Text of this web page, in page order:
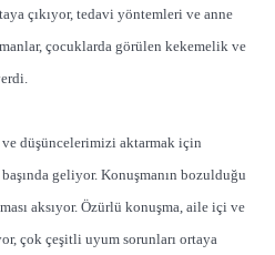
çıkıyor, tedavi yöntemleri ve anne
çocuklarda görülen kekemelik ve
düşüncelerimizi aktarmak için
geliyor. Konuşmanın bozulduğu
aksıyor. Özürlü konuşma, aile içi ve
çok çeşitli uyum sorunları ortaya